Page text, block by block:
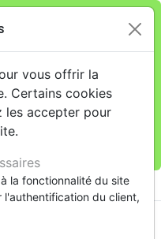
au 4, rue Audubon
Parisclose
au retrait en
passer vos
Maison de la Bible
shopping_cart
vous offrir la
Certains cookies
les accepter pour
la fonctionnalité du site
l'authentification du client,